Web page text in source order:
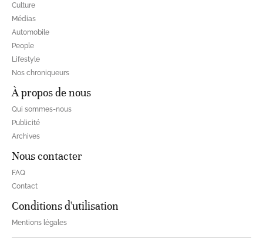
Culture
Médias
Automobile
People
Lifestyle
Nos chroniqueurs
À propos de nous
Qui sommes-nous
Publicité
Archives
Nous contacter
FAQ
Contact
Conditions d'utilisation
Mentions légales